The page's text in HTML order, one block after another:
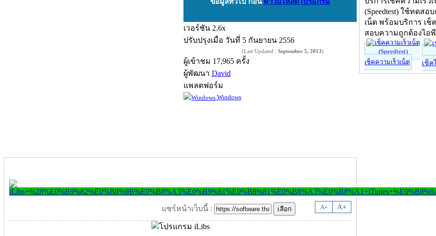
เวอร์ชัน 2.6x
ปรับปรุงเมื่อ วันที่ 5 กันยายน 2556
(Last Updated : September 5, 2013)
ผู้เข้าชม 17,965 ครั้ง
ผู้พัฒนา David
แพลตฟอร์ม
Windows
A- A+
แชร์หน้าเว็บนี้ :
(Speedtest) ใช้ทดสอ
เน็ต พร้อมบริการ เช็
สอบความถูกต้องไอ
เช็คความเร็วเน็ต เช็ค